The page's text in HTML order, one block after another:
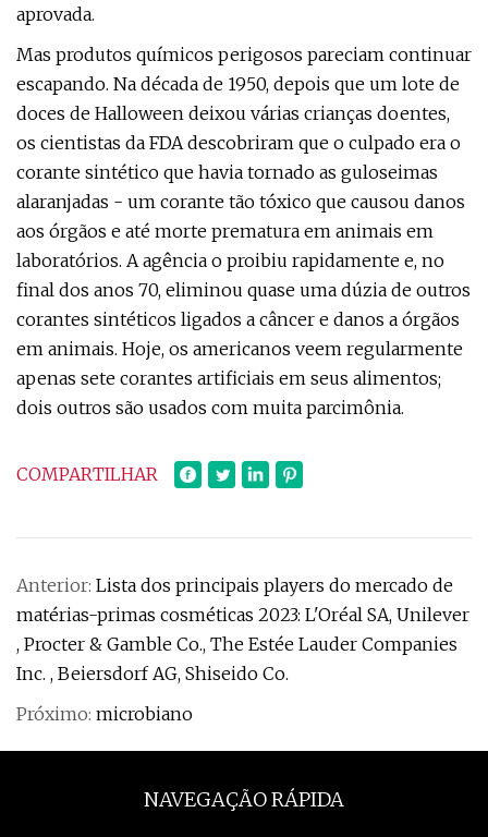
aprovada.
Mas produtos químicos perigosos pareciam continuar
escapando. Na década de 1950, depois que um lote de
doces de Halloween deixou várias crianças doentes,
os cientistas da FDA descobriram que o culpado era o
corante sintético que havia tornado as guloseimas
alaranjadas - um corante tão tóxico que causou danos
aos órgãos e até morte prematura em animais em
laboratórios. A agência o proibiu rapidamente e, no
final dos anos 70, eliminou quase uma dúzia de outros
corantes sintéticos ligados a câncer e danos a órgãos
em animais. Hoje, os americanos veem regularmente
apenas sete corantes artificiais em seus alimentos;
dois outros são usados ​​com muita parcimônia.
COMPARTILHAR
Anterior: Lista dos principais players do mercado de
matérias-primas cosméticas 2023: L'Oréal SA, Unilever
, Procter & Gamble Co., The Estée Lauder Companies
Inc. , Beiersdorf AG, Shiseido Co.
Próximo: microbiano
NAVEGAÇÃO RÁPIDA